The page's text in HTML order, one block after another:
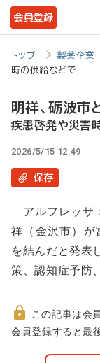
メ
イ
テ
ツ
に
動
会員登録
トップ 製薬企業
時の供給などで
明祥、砺波市
疾患啓発や災害
2026/5/15 12:49
保存
アルフレッサ
祥（金沢市）が
を結んだと発表
策、認知症予防
非
この記事は会
会員登録すると最